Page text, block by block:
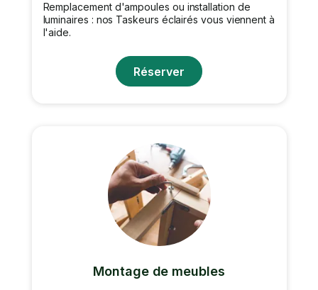
Remplacement d'ampoules ou installation de
luminaires : nos Taskeurs éclairés vous viennent à
l'aide.
Réserver
Montage de meubles